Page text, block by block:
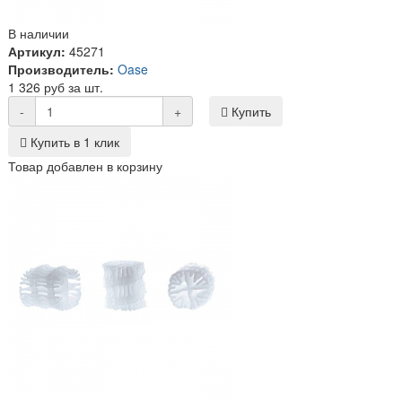
В наличии
Артикул: 45271
Производитель: Oase
1 326 руб за шт.
-
+
Купить
Купить в 1 клик
Товар добавлен в корзину